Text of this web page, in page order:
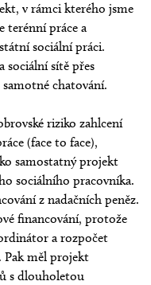
v rámci kterého jsme
terénní práce a
sociální práci.
sociální sítě přes
chatování.
riziko zahlcení
(face to face),
samostatný projekt
sociálního pracovníka.
z nadačních peněz.
financování, protože
a rozpočet
měl projekt
s dlouholetou